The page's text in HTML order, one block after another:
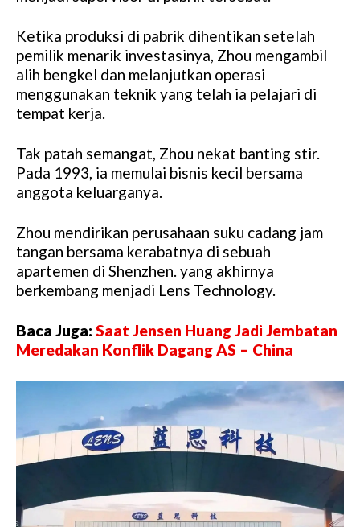
Ketika produksi di pabrik dihentikan setelah
pemilik menarik investasinya, Zhou mengambil
alih bengkel dan melanjutkan operasi
menggunakan teknik yang telah ia pelajari di
tempat kerja.
Tak patah semangat, Zhou nekat banting stir.
Pada 1993, ia memulai bisnis kecil bersama
anggota keluarganya.
Zhou mendirikan perusahaan suku cadang jam
tangan bersama kerabatnya di sebuah
apartemen di Shenzhen. yang akhirnya
berkembang menjadi Lens Technology.
Baca Juga: Saat Jensen Huang Jadi Jembatan
Meredakan Konflik Dagang AS – China